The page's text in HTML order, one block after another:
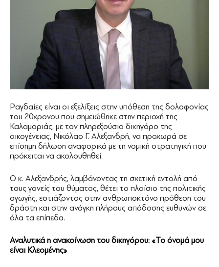
Ραγδαίες είναι οι εξελίξεις στην υπόθεση της δολοφονίας
του 20χρονου που σημειώθηκε στην περιοχή της
Καλαμαριάς, με τον πληρεξούσιο δικηγόρο της
οικογένειας, Νικόλαο Γ. Αλεξανδρή, να προχωρά σε
επίσημη δήλωση αναφορικά με τη νομική στρατηγική που
πρόκειται να ακολουθηθεί.
Ο κ. Αλεξανδρής, λαμβάνοντας τη σχετική εντολή από
τους γονείς του θύματος, θέτει το πλαίσιο της πολιτικής
αγωγής, εστιάζοντας στην ανθρωποκτόνο πρόθεση του
δράστη και στην ανάγκη πλήρους απόδοσης ευθυνών σε
όλα τα επίπεδα.
Αναλυτικά η ανακοίνωση του δικηγόρου: «Το όνομά μου
είναι Κλεομένης»